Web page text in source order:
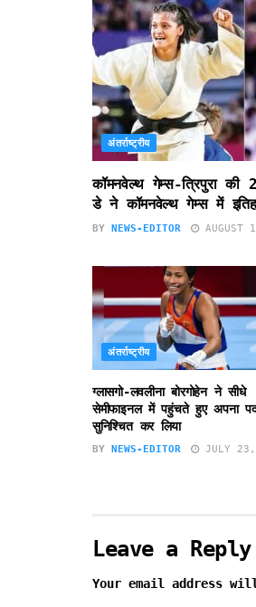
अंतर्राष्ट्रीय
कॉमनवेल्थ गेम्स-त्रिपुरा
डे ने कॉमनवेल्थ गेम्स में
BY NEWS-EDITOR AUGUST
अंतर्राष्ट्रीय
ग्लासगो-लवलीना बोरगोहेन ने सीधे
सेमीफाइनल में पहुंचते हुए अपना
सुनिश्चित कर लिया
BY NEWS-EDITOR JULY 23,
Leave a Reply
Your email address